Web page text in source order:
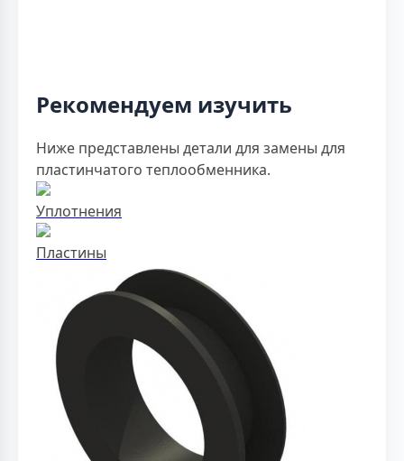
Рекомендуем изучить
Ниже представлены детали для замены для
пластинчатого теплообменника.
Уплотнения
Пластины